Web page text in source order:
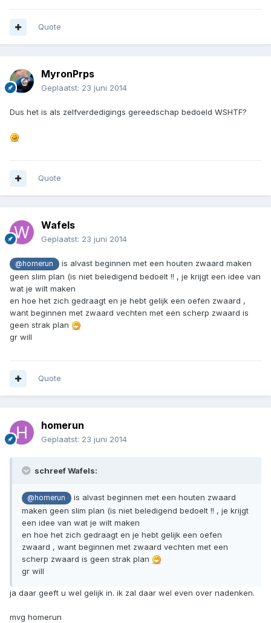
Quote
MyronPrps
Geplaatst: 23 juni 2014
Dus het is als zelfverdedigings gereedschap bedoeld WSHTF?
Quote
Wafels
Geplaatst: 23 juni 2014
@homerun
is alvast beginnen met een houten zwaard maken
geen slim plan (is niet beledigend bedoelt !! , je krijgt een idee van
wat je wilt maken
en hoe het zich gedraagt en je hebt gelijk een oefen zwaard ,
want beginnen met zwaard vechten met een scherp zwaard is
geen strak plan
gr will
Quote
homerun
Geplaatst: 23 juni 2014
schreef Wafels:
@homerun
is alvast beginnen met een houten zwaard
maken geen slim plan (is niet beledigend bedoelt !! , je krijgt
een idee van wat je wilt maken
en hoe het zich gedraagt en je hebt gelijk een oefen
zwaard , want beginnen met zwaard vechten met een
scherp zwaard is geen strak plan
gr will
ja daar geeft u wel gelijk in. ik zal daar wel even over nadenken.
mvg homerun